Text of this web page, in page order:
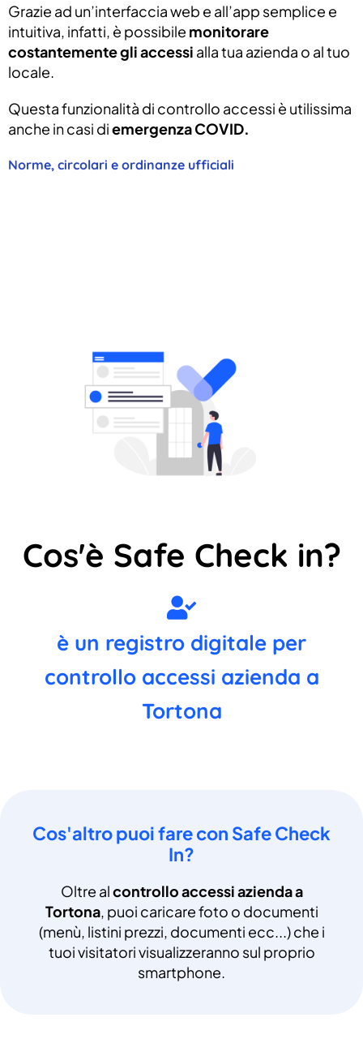
Grazie ad un’interfaccia web e all’app semplice e
intuitiva, infatti, è possibile monitorare
costantemente gli accessi alla tua azienda o al tuo
locale.
Questa funzionalità di controllo accessi è utilissima
anche in casi diemergenza COVID.
Norme, circolari e ordinanze ufficiali
Cos'è Safe Check in?
è un registro digitale per
controllo accessi azienda a
Tortona
Cos'altro puoi fare con Safe Check
In?
Oltre alcontrollo accessi azienda a
Tortona, puoi caricare foto o documenti
(menù, listini prezzi, documenti ecc...) che i
tuoi visitatori visualizzeranno sul proprio
smartphone.